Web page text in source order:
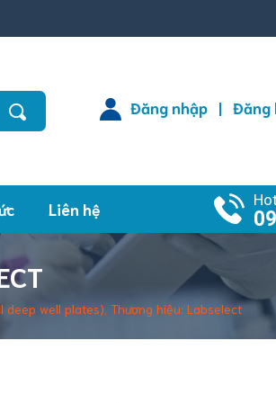
Đăng nhập | Đăng
Liên hệ
well plates), Thương hiệu: Labselect